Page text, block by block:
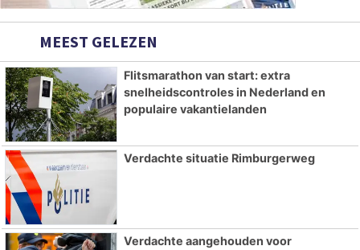
MEEST GELEZEN
Flitsmarathon van start: extra
snelheidscontroles in Nederland en
populaire vakantielanden
Verdachte situatie Rimburgerweg
Verdachte aangehouden voor